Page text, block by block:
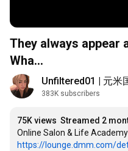
They always appear
Wha...
Unfiltered01 | 元米
383K subscribers
75K views Streamed 2
https://lounge.dmm.com/